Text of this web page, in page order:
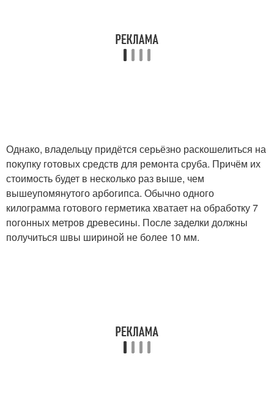
Однако, владельцу придётся серьёзно раскошелиться на
покупку готовых средств для ремонта сруба. Причём их
стоимость будет в несколько раз выше, чем
вышеупомянутого арбогипса. Обычно одного
килограмма готового герметика хватает на обработку 7
погонных метров древесины. После заделки должны
получиться швы шириной не более 10 мм.